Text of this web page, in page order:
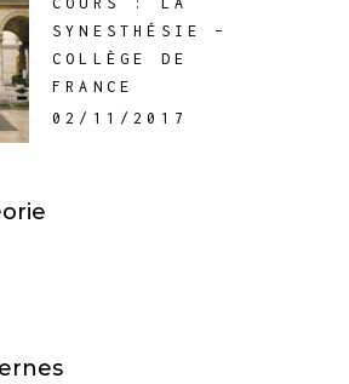
SYNESTHÉSIE –
COLLÈGE DE
FRANCE
02/11/2017